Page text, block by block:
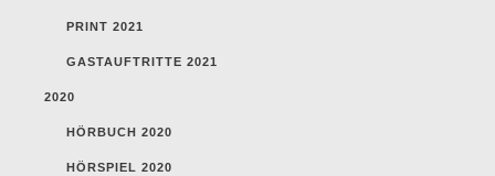
PRINT 2021
GASTAUFTRITTE 2021
2020
HÖRBUCH 2020
HÖRSPIEL 2020